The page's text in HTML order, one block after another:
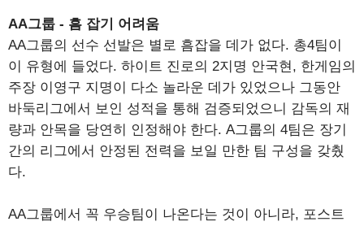
AA그룹 - 흠 잡기 어려움
AA그룹의 선수 선발은 별로 흠잡을 데가 없다. 총4팀이
이 유형에 들었다. 하이트 진로의 2지명 안국현, 한게임의
주장 이영구 지명이 다소 놀라운 데가 있었으나 그동안
바둑리그에서 보인 성적을 통해 검증되었으니 감독의 재
량과 안목을 당연히 인정해야 한다. A그룹의 4팀은 장기
간의 리그에서 안정된 전력을 보일 만한 팀 구성을 갖췄
다.
AA그룹에서 꼭 우승팀이 나온다는 것이 아니라, 포스트